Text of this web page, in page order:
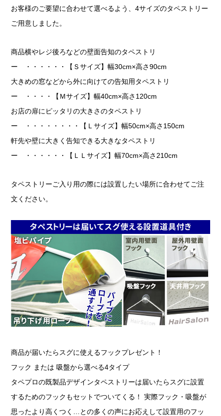
お客様のご要望に合わせて選べるよう、4サイズのタペストリー
ご用意しました。
商品横やレジ後ろなどの壁面告知のタペストリ
ー ・・・・・・【Ｓサイズ】幅30cm×高さ90cm
大きめの窓などから外に向けての告知用タペストリ
ー ・・・・【Ｍサイズ】幅40cm×高さ120cm
お店の扉にピッタリの大きさのタペストリ
ー ・・・・・・・・【Ｌサイズ】幅50cm×高さ150cm
軒先や壁に大きく告知できる大きなタペストリ
ー ・・・・・・【ＬＬサイズ】幅70cm×高さ210cm
タペストリーご入り用の際には設置したい場所に合わせてご注
文ください。
商品が届いたらスグに使えるフックプレゼント！
フック または 吸盤から選べる4タイプ
タペプロの既製品デザインタペストリーは届いたらスグに設置
するためのフックもセットでついてくる！ 実際フック・吸盤が
思ったより高くつく…との多くの声にお応えして設置用のフッ